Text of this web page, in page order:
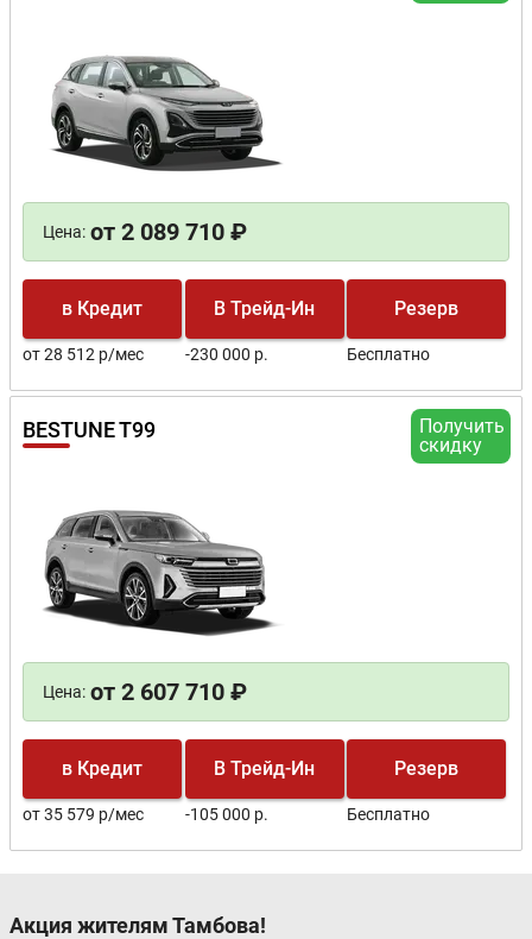
Цена: от 2 089 710 ₽
в Кредит
от 28 512 р/мес
В Трейд-Ин
-230 000 р.
Резерв
Бесплатно
Получить
скидку
BESTUNE T99
Цена: от 2 607 710 ₽
в Кредит
от 35 579 р/мес
В Трейд-Ин
-105 000 р.
Резерв
Бесплатно
Акция жителям Тамбова!